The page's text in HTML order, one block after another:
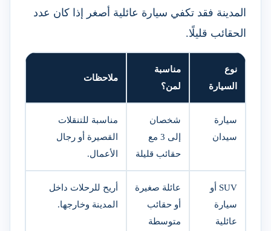
المدينة فقد تكفي سيارة عائلية أصغر إذا كان عدد
الحقائب قليلًا.
نوع
السيارة
مناسبة
لمن؟
ملاحظات
سيارة
سيدان
شخصان
إلى 3 مع
حقائب قليلة
مناسبة للتنقلات
القصيرة أو رجال
الأعمال.
SUV أو
سيارة
عائلية
عائلة صغيرة
أو حقائب
متوسطة
أريح للرحلات داخل
المدينة وخارجها.